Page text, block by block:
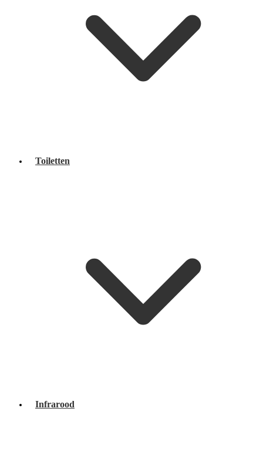
Toiletten
Infrarood